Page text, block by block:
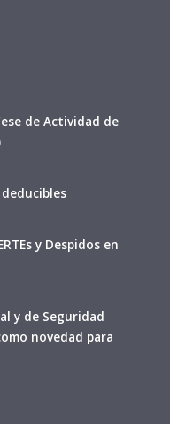
de Actividad de
y Despidos en
y de Seguridad
novedad para